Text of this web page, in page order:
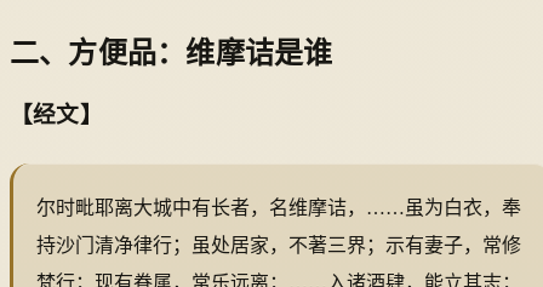
二、方便品：维摩诘是谁
【经文】
尔时毗耶离大城中有长者，名维摩诘，……虽为白衣，奉
持沙门清净律行；虽处居家，不著三界；示有妻子，常修